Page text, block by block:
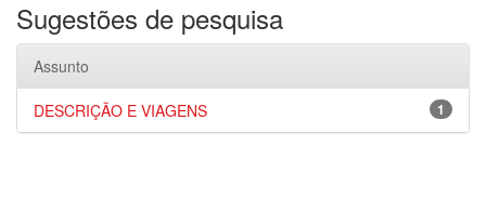
Sugestões de pesquisa
Assunto
1
DESCRIÇÃO E VIAGENS